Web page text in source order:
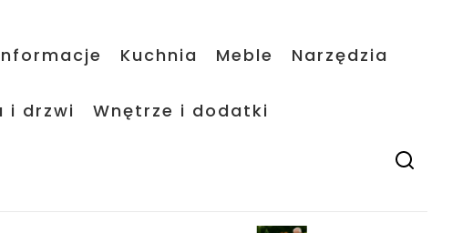
Kuchnia Meble Narzędzia
i drzwi Wnętrze i dodatki